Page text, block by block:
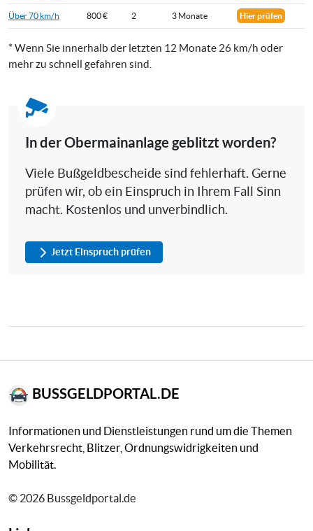
Über 70 km/h 800 € 2 3 Monate Hier prüfen
* Wenn Sie innerhalb der letzten 12 Monate 26 km/h oder
mehr zu schnell gefahren sind.
In der Obermainanlage geblitzt worden?
Viele Bußgeldbescheide sind fehlerhaft. Gerne
prüfen wir, ob ein Einspruch in Ihrem Fall Sinn
macht. Kostenlos und unverbindlich.
Jetzt Einspruch prüfen
BUSSGELDPORTAL.DE
Informationen und Dienstleistungen rund um die Themen
Verkehrsrecht, Blitzer, Ordnungswidrigkeiten und
Mobilität.
© 2026 Bussgeldportal.de